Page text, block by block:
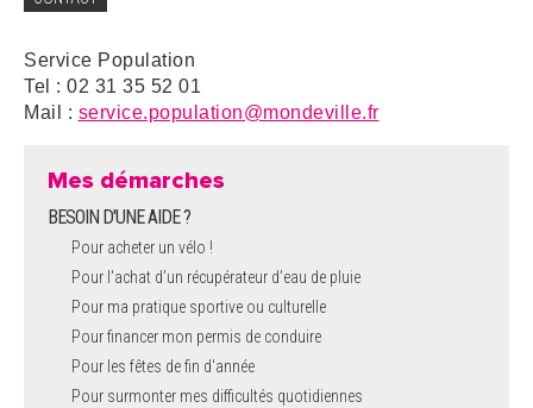
Service Population
Tel : 02 31 35 52 01
Mail : service.population@mondeville.fr
Mes démarches
BESOIN D'UNE AIDE ?
Pour acheter un vélo !
Pour l'achat d’un récupérateur d’eau de pluie
Pour ma pratique sportive ou culturelle
Pour financer mon permis de conduire
Pour les fêtes de fin d'année
Pour surmonter mes difficultés quotidiennes